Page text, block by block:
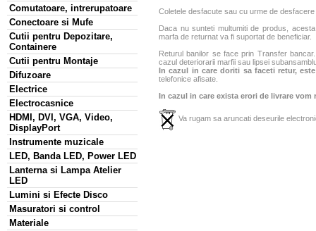
Comutatoare, intrerupatoare
Conectoare si Mufe
Cutii pentru Depozitare,
Containere
Cutii pentru Montaje
Difuzoare
Electrice
Electrocasnice
HDMI, DVI, VGA, Video,
DisplayPort
Instrumente muzicale
LED, Banda LED, Power LED
Lanterna si Lampa Atelier
LED
Lumini si Efecte Disco
Masuratori si control
Materiale
Coletele desfacute sau cu urme de
Daca nu sunteti multumiti de produs,
marfa de returnat va fi suportat de beneficiar.
Returul banilor se face prin Transfer
cazul deteriorarii marfii sau lipsei
In cazul in care doriti sa faceti retur,
telefonice afisate.
In cazul in care exista erori de livrare
Va rugam sa aruncati deseurile